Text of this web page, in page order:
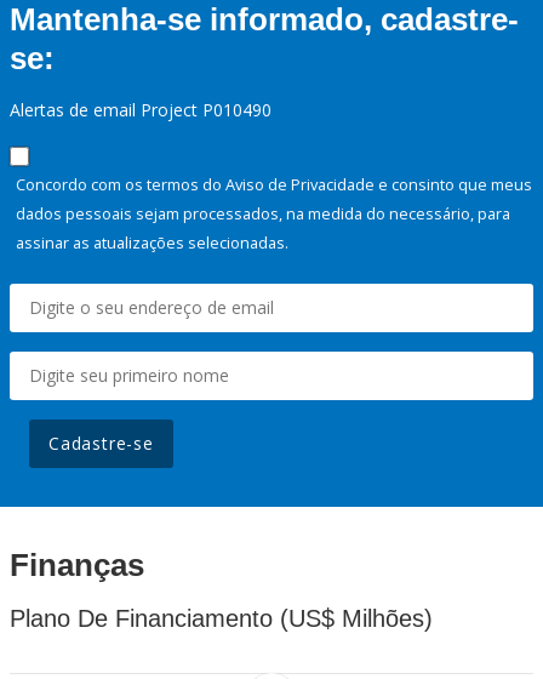
Mantenha-se informado, cadastre-
se:
Alertas de email Project P010490
Concordo com os termos do Aviso de Privacidade e consinto que meus
dados pessoais sejam processados, na medida do necessário, para
assinar as atualizações selecionadas.
Cadastre-se
Finanças
Plano De Financiamento (US$ Milhões)